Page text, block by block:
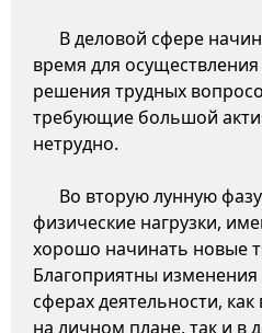
В деловой сфере
время для
решения трудных
требующие большой
нетрудно.
Во вторую лунную
физические нагрузки,
хорошо начинать новые
Благоприятны
сферах деятельности,
на личном плане, так и в